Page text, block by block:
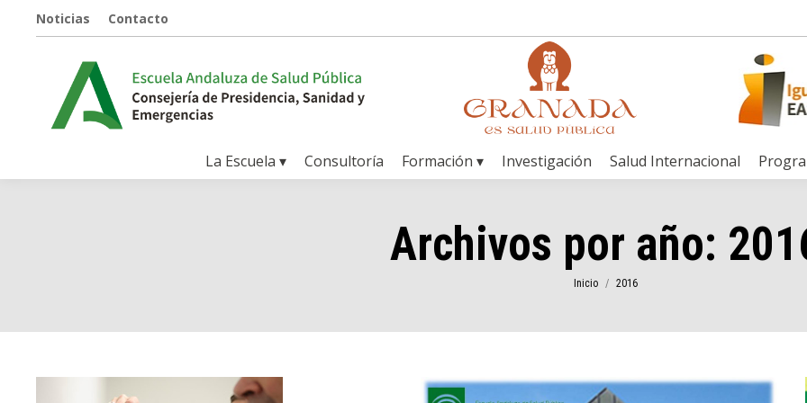
Noticias Contacto
La Escuela ▾ Consultoría Formación ▾ Investigación Salud Internacional
Archivos por año:
Estás aquí:
Inicio 2016